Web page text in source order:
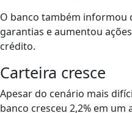
O banco também informou
garantias e aumentou
crédito.
Carteira cresce
Apesar do cenário mais
banco cresceu 2,2% em um